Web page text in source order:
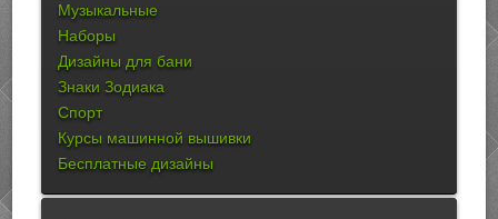
Музыкальные
Наборы
Дизайны для бани
Знаки Зодиака
Спорт
Курсы машинной вышивки
Бесплатные дизайны